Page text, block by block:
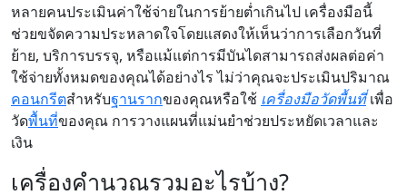
หลายคนประเมินค่าใช้จ่ายในการย้ายต่ำเกินไป เครื่องมือนี้
ช่วยขจัดความประหลาดใจโดยแสดงให้เห็นว่าการเลือกวันที่
ย้าย, บริการบรรจุ, หรือแม้แต่การมีบันไดสามารถส่งผลต่อค่า
ใช้จ่ายทั้งหมดของคุณได้อย่างไร ไม่ว่าคุณจะประเมินปริมาณ
คอนกรีตสำหรับฐานรากของคุณหรือใช้ เครื่องมือวัดพื้นที่เพื่อ
วัดพื้นที่ของคุณ การวางแผนที่แม่นยำช่วยประหยัดเวลาและ
เงิน
เครื่องคำนวณรวมอะไรบ้าง?